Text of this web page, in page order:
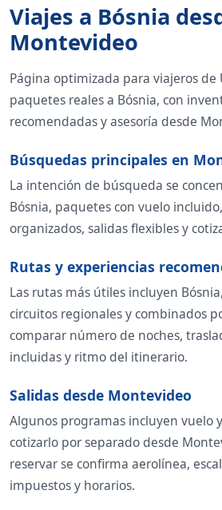
Viajes a Bósnia
Montevideo
Página optimizada para viajeros
paquetes reales a Bósnia, con
recomendadas y asesoría desde
Búsquedas principales en
La intención de búsqueda se
Bósnia, paquetes con vuelo
organizados, salidas flexibles y
Rutas y experiencias
Las rutas más útiles incluyen
circuitos regionales y combinados
comparar número de noches,
incluidas y ritmo del itinerario.
Salidas desde Montevideo
Algunos programas incluyen vuelo
cotizarlo por separado desde
reservar se confirma aerolínea,
impuestos y horarios.